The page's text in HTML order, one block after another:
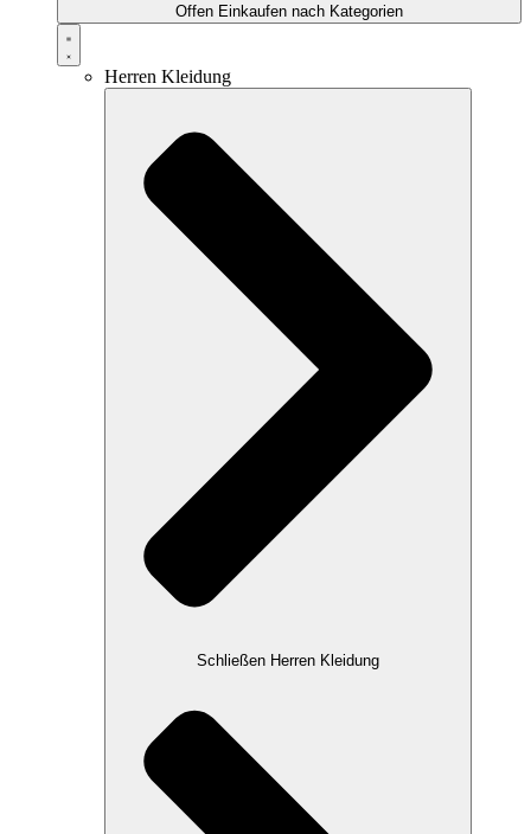
Offen Einkaufen nach Kategorien
Herren Kleidung
Schließen Herren Kleidung